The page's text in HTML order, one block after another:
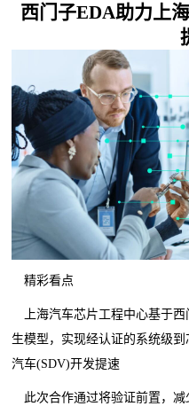
西门子EDA助力上
精彩看点
上海汽车芯片工程中心基于
生模型，实现经认证的系统级
汽车(SDV)开发提速
此次合作通过将验证前置，